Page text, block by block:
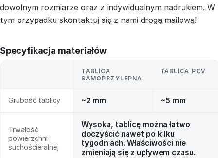
dowolnym rozmiarze oraz z indywidualnym nadrukiem. W
tym przypadku skontaktuj się z nami drogą mailową!
Specyfikacja materiałów
TABLICA
SAMOPRZYLEPNA
TABLICA PCV
Grubość tablicy ~2 mm ~5 mm
Trwałość
powierzchni
suchościeralnej
Wysoka, tablicę można łatwo
doczyścić nawet po kilku
tygodniach. Właściwości nie
zmieniają się z upływem czasu.